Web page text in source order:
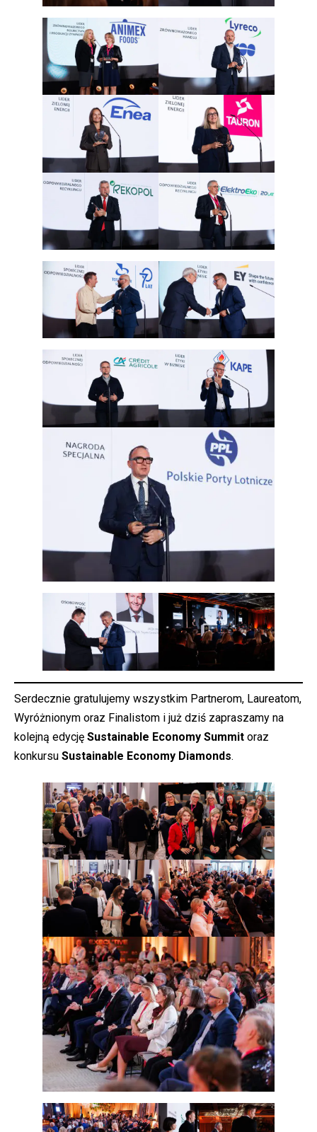
Serdecznie gratulujemy wszystkim Partnerom, Laureatom,
Wyróżnionym oraz Finalistom i już dziś zapraszamy na
kolejną edycję Sustainable Economy Summit oraz
konkursu Sustainable Economy Diamonds.